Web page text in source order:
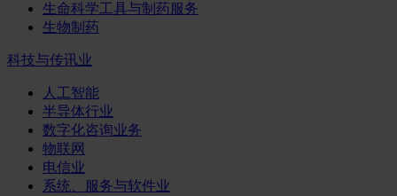
生命科学工具与制药服务
生物制药
科技与传讯业
人工智能
半导体行业
数字化咨询业务
物联网
电信业
系统、服务与软件业